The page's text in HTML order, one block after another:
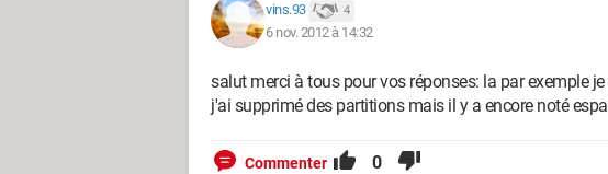
vins.93 4
6 nov. 2012 à 14:32
salut merci à tous pour vos réponses: la par exemple
j'ai supprimé des partitions mais il y a encore noté
Commenter 0